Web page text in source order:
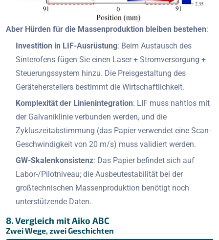
Aber Hürden für die Massenproduktion bleiben bestehen:
Investition in LIF-Ausrüstung: Beim Austausch des
Sinterofens fügen Sie einen Laser + Stromversorgung +
Steuerungssystem hinzu. Die Preisgestaltung des
Geräteherstellers bestimmt die Wirtschaftlichkeit.
Komplexität der Linienintegration: LIF muss nahtlos mit
der Galvaniklinie verbunden werden, und die
Zykluszeitabstimmung (das Papier verwendet eine Scan-
Geschwindigkeit von 20 m/s) muss validiert werden.
GW-Skalenkonsistenz: Das Papier befindet sich auf
Labor-/Pilotniveau; die Ausbeutestabilität bei der
großtechnischen Massenproduktion benötigt noch
unterstützende Daten.
8. Vergleich mit Aiko ABC
Zwei Wege, zwei Geschichten